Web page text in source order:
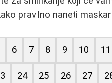
pravilno naneti
6 7 8 9 10 11
24 25 26 27